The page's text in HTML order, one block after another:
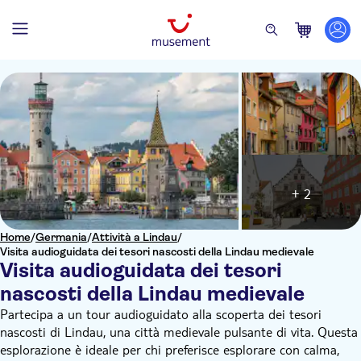
Home/Germania/Attività a Lindau/
Visita audioguidata dei tesori nascosti della Lindau medievale
Visita audioguidata dei tesori
nascosti della Lindau medievale
+ 2
Partecipa a un tour audioguidato alla scoperta dei tesori
nascosti di Lindau, una città medievale pulsante di vita. Questa
esplorazione è ideale per chi preferisce esplorare con calma,